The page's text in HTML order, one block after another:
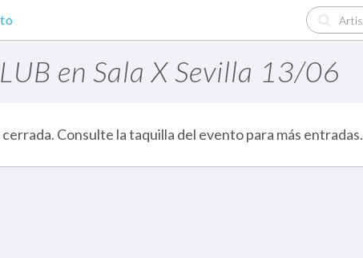
en Sala X Sevilla 13/06
Consulte la taquilla del evento para más entradas.